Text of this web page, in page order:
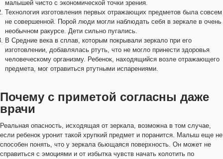
малышей чисто с экономической точки зрения.
Технология изготовления первых отражающих предметов была совсем
не совершенной. Порой люди могли наблюдать себя в зеркале в очень
необычном ракурсе. Дети сильно пугались.
В Средние века в сплав, которым покрывали зеркало при его
изготовлении, добавлялась ртуть, что не могло принести здоровья
человеческому организму. Ребенок, находящийся возле отражающего
предмета, мог отравиться ртутными испарениями.
Почему с приметой согласны даже
врачи
Реальная опасность, исходящая от зеркала, возможна в том случае,
если ребенок уронит такой хрупкий предмет и поранится. Малыш еще не
способен понять, что у зеркала бьющаяся поверхность. Он может не
справиться с эмоциями и от избытка чувств начать колотить по